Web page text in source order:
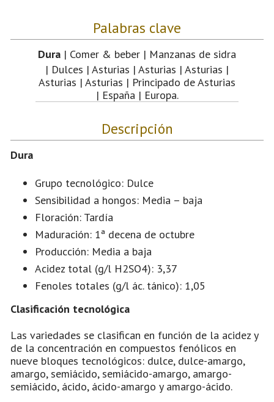
Palabras clave
Dura | Comer & beber | Manzanas de sidra
| Dulces | Asturias | Asturias | Asturias |
Asturias | Asturias | Principado de Asturias
| España | Europa.
Descripción
Dura
Grupo tecnológico: Dulce
Sensibilidad a hongos: Media – baja
Floración: Tardía
Maduración: 1ª decena de octubre
Producción: Media a baja
Acidez total (g/l H2SO4): 3,37
Fenoles totales (g/l ác. tánico): 1,05
Clasificación tecnológica
Las variedades se clasifican en función de la acidez y
de la concentración en compuestos fenólicos en
nueve bloques tecnológicos: dulce, dulce-amargo,
amargo, semiácido, semiácido-amargo, amargo-
semiácido, ácido, ácido-amargo y amargo-ácido.